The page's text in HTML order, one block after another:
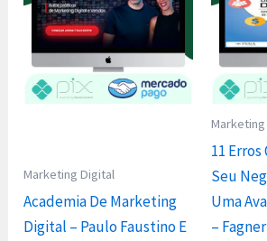
Marketing Digital
Academia De Marketing
Digital – Paulo Faustino E
11
Seu
Uma
–